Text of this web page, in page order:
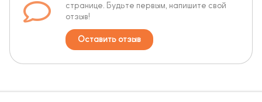
странице. Будьте первым, напишите свой
отзыв!
Оставить отзыв